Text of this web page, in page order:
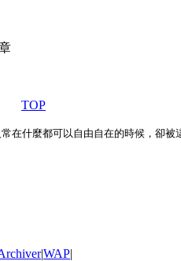
TOP
常在什麼都可以自由自在的時候，卻
|WAP|